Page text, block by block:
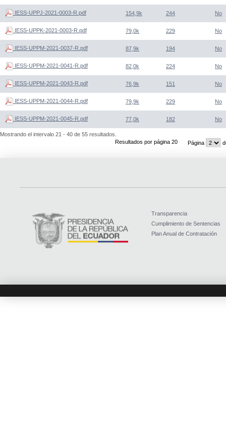
IESS-UPPJ-2021-0003-R.pdf 154,9k 244 No
IESS-UPPK-2021-0003-R.pdf 79,0k 229 No
IESS-UPPM-2021-0037-R.pdf 87,9k 194 No
IESS-UPPM-2021-0041-R.pdf 82,0k 224 No
IESS-UPPM-2021-0043-R.pdf 76,9k 151 No
IESS-UPPM-2021-0044-R.pdf 79,9k 229 No
IESS-UPPM-2021-0045-R.pdf 77,0k 182 No
Mostrando el intervalo 21 - 40 de 55 resultados.
Resultados por página 20
Página
Transparencia
Cumplimiento de Sentencias
Plan Anual de Contratación